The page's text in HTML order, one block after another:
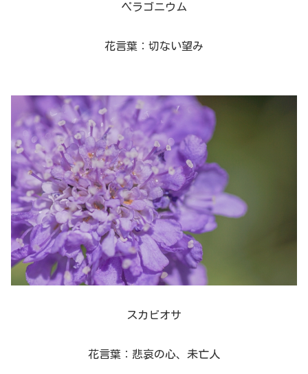
ペラゴニウム
花言葉：切ない望み
スカビオサ
花言葉：悲哀の心、未亡人